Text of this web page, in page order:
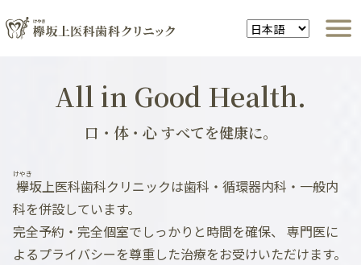
All in Good Health.
口・体・心 すべてを健康に。
欅
けやき
坂上医科歯科クリニックは歯科・循環器内科・一般内
科を併設しています。
完全予約・完全個室でしっかりと時間を確保、
よるプライバシーを尊重した治療をお受けいただけます。